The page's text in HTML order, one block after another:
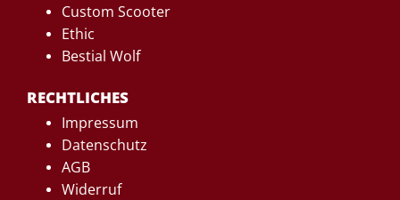
Custom Scooter
Ethic
Bestial Wolf
RECHTLICHES
Impressum
Datenschutz
AGB
Widerruf